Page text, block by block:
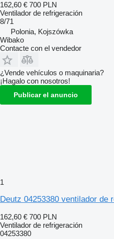
162,60 € 700 PLN
Ventilador de refrigeración
8/71
Polonia, Kojszówka
Wibako
Contacte con el vendedor
¿Vende vehículos o maquinaria?
¡Hagalo con nosotros!
Publicar el anuncio
1
Deutz 04253380 ventilador de
162,60 € 700 PLN
Ventilador de refrigeración
04253380